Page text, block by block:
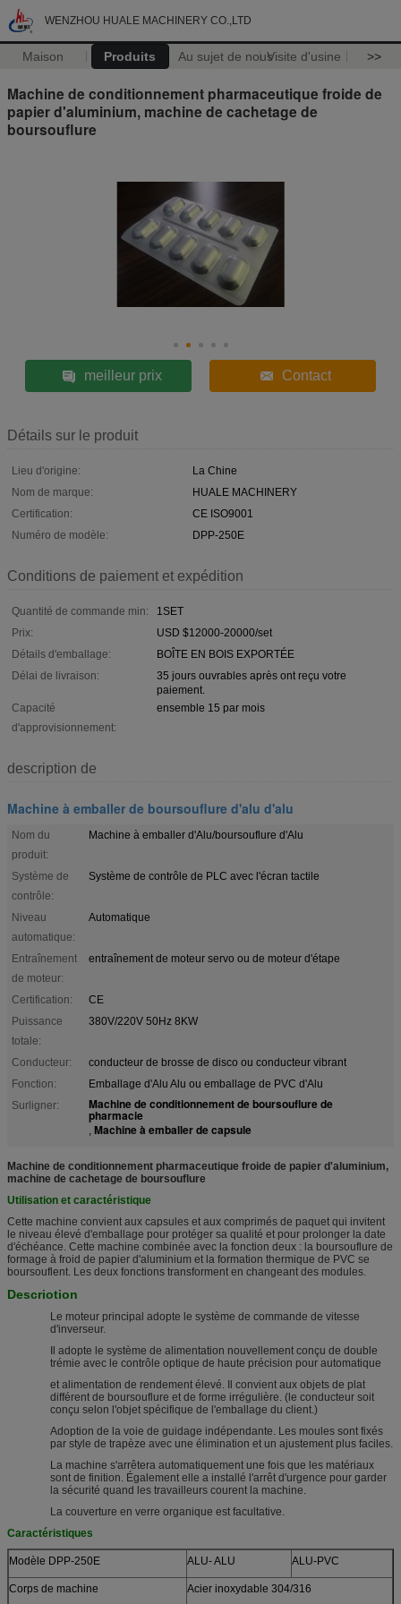
WENZHOU HUALE MACHINERY CO.,LTD
Maison Produits Au sujet de nousVisite d'usine >>
Machine de conditionnement pharmaceutique froide de
papier d'aluminium, machine de cachetage de
boursouflure
meilleur prix Contact
Détails sur le produit
Lieu d'origine:
La Chine
Nom de marque:
HUALE MACHINERY
Certification:
CE ISO9001
Numéro de modèle:
DPP-250E
Conditions de paiement et expédition
Quantité de commande min:
1SET
Prix:
USD $12000-20000/set
Détails d'emballage:
BOÎTE EN BOIS EXPORTÉE
Délai de livraison:
35 jours ouvrables après ont reçu votre
paiement.
Capacité
d'approvisionnement:
ensemble 15 par mois
description de
Machine à emballer de boursouflure d'alu d'alu
Nom du
produit:
Machine à emballer d'Alu/boursouflure d'Alu
Système de
contrôle:
Système de contrôle de PLC avec l'écran tactile
Niveau
automatique:
Automatique
Entraînement
de moteur:
entraînement de moteur servo ou de moteur d'étape
Certification:
CE
Puissance
totale:
380V/220V 50Hz 8KW
Conducteur:
conducteur de brosse de disco ou conducteur vibrant
Fonction:
Emballage d'Alu Alu ou emballage de PVC d'Alu
Surligner:
Machine de conditionnement de boursouflure de
pharmacie
, Machine à emballer de capsule
Machine de conditionnement pharmaceutique froide de papier d'aluminium,
machine de cachetage de boursouflure
Utilisation et caractéristique
Cette machine convient aux capsules et aux comprimés de paquet qui invitent
le niveau élevé d'emballage pour protéger sa qualité et pour prolonger la date
d'échéance. Cette machine combinée avec la fonction deux : la boursouflure de
formage à froid de papier d'aluminium et la formation thermique de PVC se
boursouflent. Les deux fonctions transforment en changeant des modules.
Descriotion
Le moteur principal adopte le système de commande de vitesse
d'inverseur.
Il adopte le système de alimentation nouvellement conçu de double
trémie avec le contrôle optique de haute précision pour automatique
et alimentation de rendement élevé. Il convient aux objets de plat
différent de boursouflure et de forme irrégulière. (le conducteur soit
conçu selon l'objet spécifique de l'emballage du client.)
Adoption de la voie de guidage indépendante. Les moules sont fixés
par style de trapèze avec une élimination et un ajustement plus faciles.
La machine s'arrêtera automatiquement une fois que les matériaux
sont de finition. Également elle a installé l'arrêt d'urgence pour garder
la sécurité quand les travailleurs courent la machine.
La couverture en verre organique est facultative.
Caractéristiques
Modèle DPP-250E ALU- ALU ALU-PVC
Corps de machine Acier inoxydable 304/316